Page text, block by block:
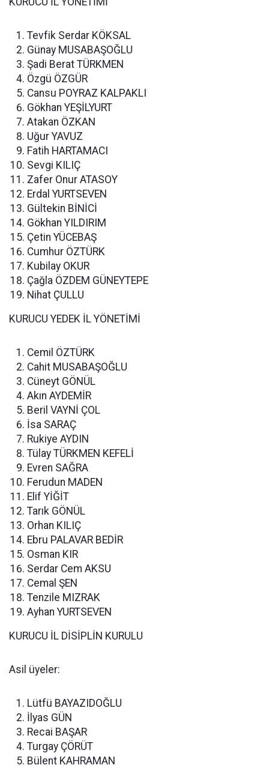
Tevfik Serdar KÖKSAL
Günay MUSABAŞOĞLU
Şadi Berat TÜRKMEN
Özgü ÖZGÜR
Cansu POYRAZ KALPAKLI
Gökhan YEŞİLYURT
Atakan ÖZKAN
Uğur YAVUZ
Fatih HARTAMACI
Sevgi KILIÇ
Zafer Onur ATASOY
Erdal YURTSEVEN
Gültekin BİNİCİ
Gökhan YILDIRIM
Çetin YÜCEBAŞ
Cumhur ÖZTÜRK
Kubilay OKUR
Çağla ÖZDEM GÜNEYTEPE
Nihat ÇULLU
KURUCU YEDEK İL YÖNETİMİ
Cemil ÖZTÜRK
Cahit MUSABAŞOĞLU
Cüneyt GÖNÜL
Akın AYDEMİR
Beril VAYNİ ÇOL
İsa SARAÇ
Rukiye AYDIN
Tülay TÜRKMEN KEFELİ
Evren SAĞRA
Ferudun MADEN
Elif YİĞİT
Tarık GÖNÜL
Orhan KILIÇ
Ebru PALAVAR BEDİR
Osman KIR
Serdar Cem AKSU
Cemal ŞEN
Tenzile MIZRAK
Ayhan YURTSEVEN
KURUCU İL DİSİPLİN KURULU
Asil üyeler:
Lütfü BAYAZIDOĞLU
İlyas GÜN
Recai BAŞAR
Turgay ÇÖRÜT
Bülent KAHRAMAN